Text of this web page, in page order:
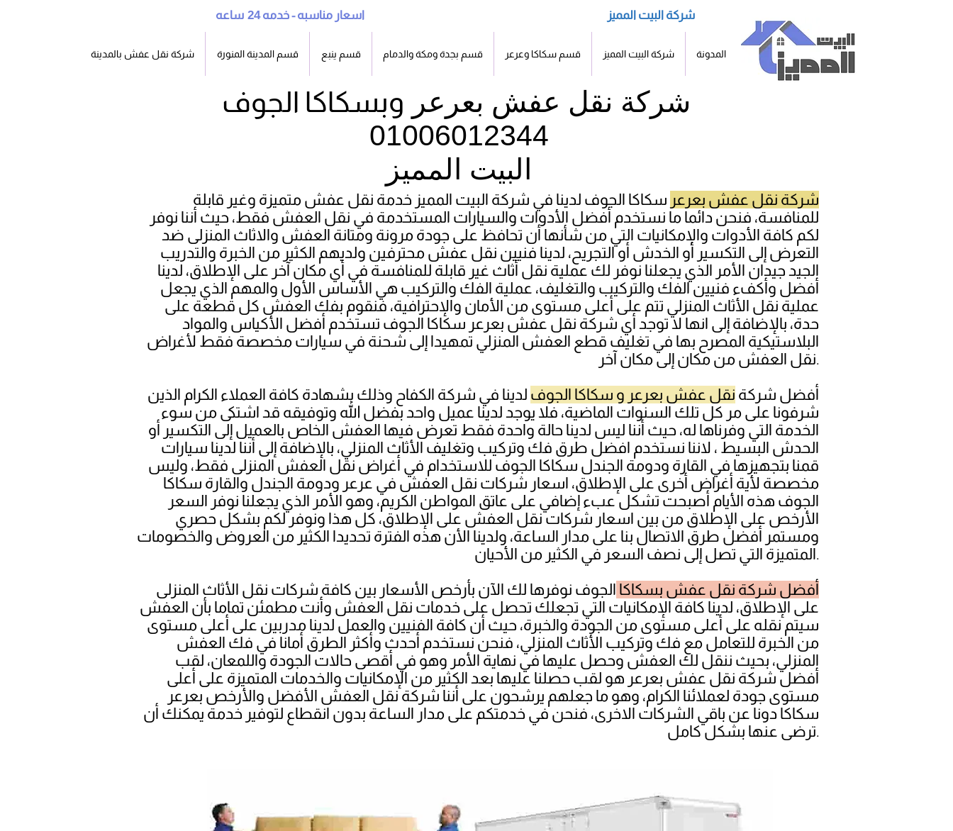
اسعار مناسبه - خدمه24 شركة البيت المميز
شركة نقل عفش بالمدينة قسم المدينة المنورة قسم ينبع قسم بجدة ومكة والدمام قسم سكاكا وعرعر شركة البيت المميز المدونة
شركة نقل عفش بعرعر
01006012344
البيت المميز
شركة نقل عفش بعرعر سكاكا الجوف لدينا في شركة البيت المميز خدمة نقل عفش متميزة وغير قابلة
للمنافسة، فنحن دائما ما نستخدم أفضل الأدوات والسيارات المستخدمة في نقل العفش فقط، حيث أننا نوفر
لكم كافة الأدوات والإمكانيات التي من شأنها أن تحافظ على جودة مرونة ومتانة العفش والاثاث المنزلى ضد
التعرض إلى التكسير أو الخدش أو التجريح، لدينا فنيين نقل عفش محترفين ولديهم الكثير من الخبرة والتدريب
الجيد جيدان الأمر الذي يجعلنا نوفر لك عملية نقل أثاث غير قابلة للمنافسة في أي مكان آخر على الإطلاق، لدينا
أفضل وأكفء فنيين الفك والتركيب والتغليف، عملية الفك والتركيب هي الأساس الأول والمهم الذي يجعل
عملية نقل الأثاث المنزلي تتم على أعلى مستوى من الأمان والإحترافية، فنقوم بفك العفش كل قطعة على
حدة، بالإضافة إلى انها لا توجد أي شركة نقل عفش بعرعر سكاكا الجوف تستخدم أفضل الأكياس والمواد
البلاستيكية المصرح بها في تغليف قطع العفش المنزلي تمهيدا إلى شحنة في سيارات مخصصة فقط لأغراض
نقل العفش من مكان إلى مكان آخر.
أفضل شركة نقل عفش بعرعر و سكاكا الجوف لدينا في شركة الكفاح وذلك بشهادة كافة العملاء الكرام الذين
شرفونا على مر كل تلك السنوات الماضية، فلا يوجد لدينا عميل واحد بفضل الله وتوفيقه قد اشتكى من سوء
الخدمة التي وفرناها له، حيث أننا ليس لدينا حالة واحدة فقط تعرض فيها العفش الخاص بالعميل إلى التكسير أو
الحدش البسيط ، لاننا نستخدم افضل طرق فك وتركيب وتغليف الأثاث المنزلي، بالإضافة إلى أننا لدينا سيارات
قمنا بتجهيزها في القارة ودومة الجندل سكاكا الجوف للاستخدام في أغراض نقل العفش المنزلى فقط، وليس
مخصصة لأية أغراض أخرى على الإطلاق، اسعار شركات نقل العفش في عرعر ودومة الجندل والقارة سكاكا
الجوف هذه الأيام أصبحت تشكل عبء إضافي على عاتق المواطن الكريم، وهو الأمر الذي يجعلنا نوفر السعر
الأرخص على الإطلاق من بين اسعار شركات نقل العفش على الإطلاق، كل هذا ونوفر لكم بشكل حصري
ومستمر أفضل طرق الاتصال بنا على مدار الساعة، ولدينا الأن هذه الفترة تحديدا الكثير من العروض والخصومات
المتميزة التي تصل إلى نصف السعر في الكثير من الأحيان.
أفضل شركة نقل عفش بسكاكا الجوف نوفرها لك الآن بأرخص الأسعار بين كافة شركات نقل الأثاث المنزلى
على الإطلاق، لدينا كافة الإمكانيات التي تجعلك تحصل على خدمات نقل العفش وأنت مطمئن تماما بأن العفش
سيتم نقله على أعلى مستوى من الجودة والخبرة، حيث أن كافة الفنيين والعمل لدينا مدربين على أعلى مستوى
من الخبرة للتعامل مع فك وتركيب الأثاث المنزلي، فنحن نستخدم أحدث وأكثر الطرق أمانا في فك العفش
المنزلي، بحيث ننقل لك العفش وحصل عليها في نهاية الأمر وهو في أقصى حالات الجودة واللمعان، لقب
أفضل شركة نقل عفش بعرعر هو لقب حصلنا عليها بعد الكثير من الإمكانيات والخدمات المتميزة على أعلى
مستوى جودة لعملائنا الكرام، وهو ما جعلهم يرشحون على أننا شركة نقل العفش الأفضل والأرخص بعرعر
سكاكا دونا عن باقي الشركات الاخرى، فنحن في خدمتكم على مدار الساعة بدون انقطاع لتوفير خدمة يمكنك أن
ترضى عنها بشكل كامل.